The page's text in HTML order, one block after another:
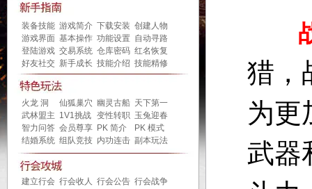
装备技能 游戏简介 下载安装 创建人物
游戏界面 基本操作 功能设置 自动寻路
登陆游戏 交易系统 仓库密码 红名恢复
好友社交 新手成长 技能介绍 技能精修
火龙 洞 仙狐巢穴 幽灵古船 天下第一
武林盟主 1V1挑战 变性转职 玉兔迎春
智力问答 会员尊享 PK 简介
PK 模式
结婚系统 组队竞技 内功连击 副本玩法
建立行会 行会收人 行会公告 行会战争
猎，
为更
武器